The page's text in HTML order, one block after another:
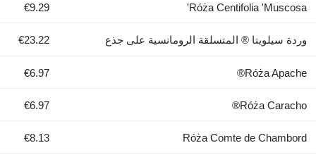
Róża Centifolia 'Muscosa'
€9.29
وردة سيلويتا ® المتسلقة الرومانسية على جذع €23.22
Róża Apache®
€6.97
Róża Caracho®
€6.97
Róża Comte de Chambord
€8.13